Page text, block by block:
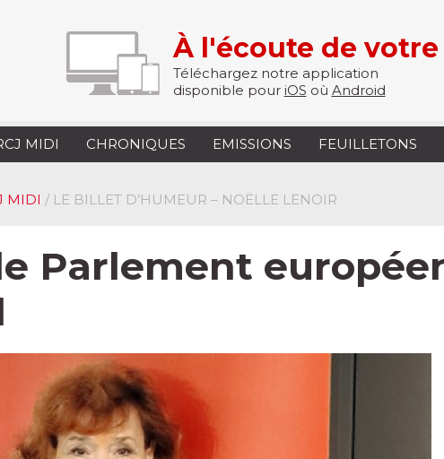
À l'écoute de
Téléchargez notre application
disponible pour iOS où Android
MIDI CHRONIQUES EMISSIONS FEUILLETONS
MIDI / LE BILLET D’HUMEUR – NOËLLE LENOIR
Parlement